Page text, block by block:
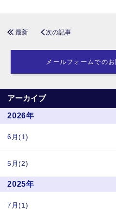
最新 次の記事
メールフォームでの
アーカイブ
2026年
6月(1)
5月(2)
2025年
7月(1)